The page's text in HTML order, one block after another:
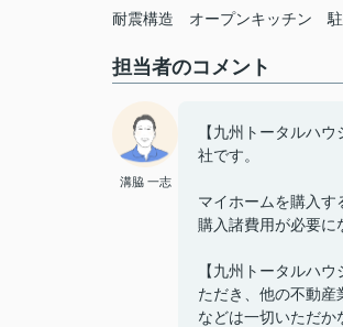
耐震構造 オープンキッチン
担当者のコメント
溝脇 一志
【九州トータルハ
社です。
マイホームを購入
購入諸費用が必要に
【九州トータルハ
ただき、他の不動
などは一切いただか